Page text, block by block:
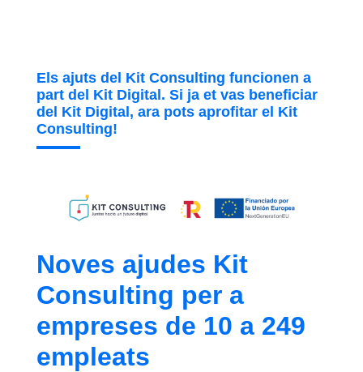
Els ajuts del Kit Consulting funcionen a
part del Kit Digital. Si ja et vas beneficiar
del Kit Digital, ara pots aprofitar el Kit
Consulting!
Noves ajudes Kit
Consulting per a
empreses de 10 a 249
empleats